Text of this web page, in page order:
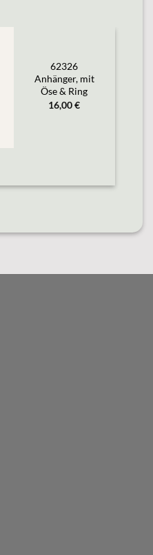
62326
Anhänger, mit
Öse & Ring
16,00€